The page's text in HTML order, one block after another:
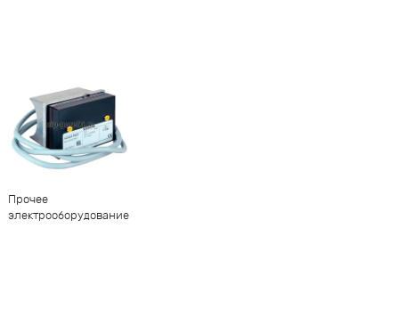
Прочее
электрооборудование